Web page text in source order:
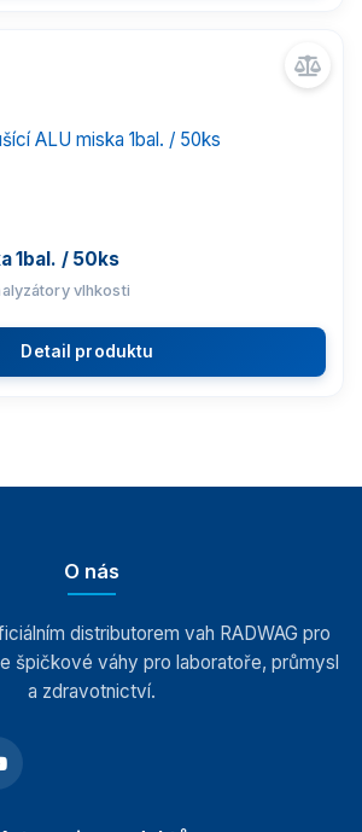
1bal. / 50ks
vlhkosti
Detail produktu
O nás
distributorem vah RADWAG pro
špičkové váhy pro laboratoře, průmysl
a zdravotnictví.